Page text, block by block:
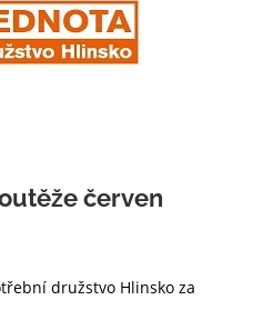
červen
družstvo Hlinsko za